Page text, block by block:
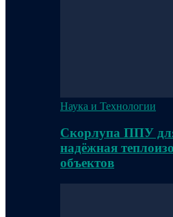
Наука и Технологии
Скорлупа ППУ
надёжная
объектов